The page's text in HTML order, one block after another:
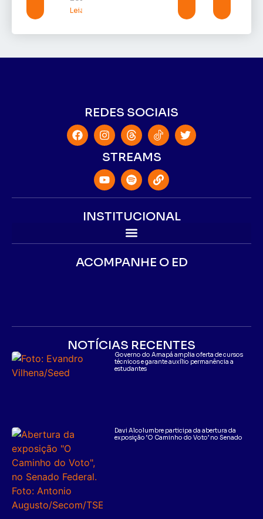
Leia mais »
REDES SOCIAIS
STREAMS
INSTITUCIONAL
ACOMPANHE O ED
NOTÍCIAS RECENTES
Governo do Amapá amplia oferta de cursos
técnicos e garante auxílio permanência a
estudantes
Davi Alcolumbre participa da abertura da
exposição ‘O Caminho do Voto’ no Senado